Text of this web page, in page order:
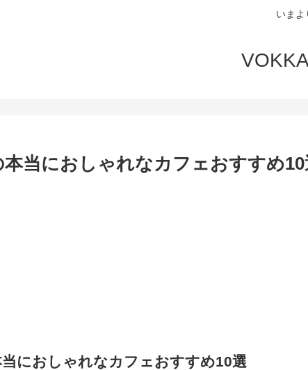
いまよ
本当におしゃれなカフェおすすめ10
におしゃれなカフェおすすめ10選